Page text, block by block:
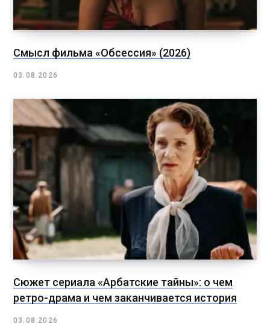
Смысл фильма «Обсессия» (2026)
03.08.2026
Сюжет сериала «Арбатские тайны»: о чем
ретро-драма и чем заканчивается история
03.08.2026